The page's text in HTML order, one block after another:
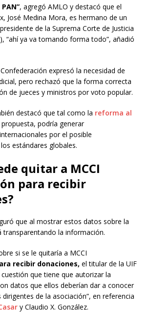
, agregó AMLO y destacó que el
José Medina Mora, es hermano de un
de la Suprema Corte de Justicia
“ahí ya va tomando forma todo”, añadió
expresó la necesidad de
pero rechazó que la forma correcta
de jueces y ministros por voto popular.
destacó que tal como la reforma al
podría generar
por el posible
estándares globales.
quitar a MCCI
para recibir
que al mostrar estos datos sobre la
transparentando la información.
si se le quitaría a MCCI
recibir donaciones, el titular de la UIF
cuestión que tiene que autorizar la
datos que ellos deberían dar a conocer
de la asociación”, en referencia
y Claudio X. González.